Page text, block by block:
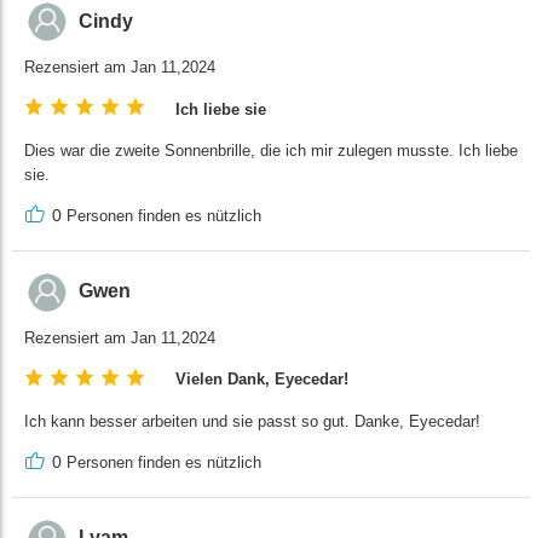
Cindy
Rezensiert am Jan 11,2024
Ich liebe sie
Dies war die zweite Sonnenbrille, die ich mir zulegen musste. Ich liebe
sie.
0 Personen finden es nützlich
Gwen
Rezensiert am Jan 11,2024
Vielen Dank, Eyecedar!
Ich kann besser arbeiten und sie passt so gut. Danke, Eyecedar!
0 Personen finden es nützlich